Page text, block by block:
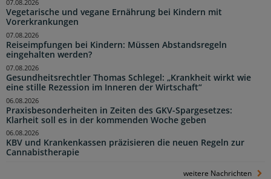
Vegetarische und vegane Ernährung bei Kindern mit
Vorerkrankungen
07.08.2026
Reiseimpfungen bei Kindern: Müssen Abstandsregeln
eingehalten werden?
07.08.2026
Gesundheitsrechtler Thomas Schlegel: „Krankheit wirkt wie
eine stille Rezession im Inneren der Wirtschaft“
07.08.2026
Praxisbesonderheiten in Zeiten des GKV-Spargesetzes:
Klarheit soll es in der kommenden Woche geben
06.08.2026
KBV und Krankenkassen präzisieren die neuen Regeln zur
Cannabistherapie
06.08.2026
weitere Nachrichten